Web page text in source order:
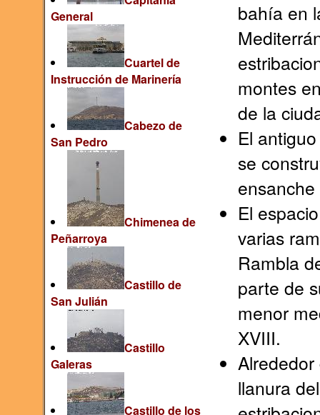
General
Cuartel de
Instrucción de Marinería
Cabezo de
San Pedro
Chimenea de
Peñarroya
Castillo de
San Julián
Castillo
Galeras
Castillo de los
bahía en
montes
de la
El
se
El
varias
Rambla
parte de
menor
XVIII.
llanura